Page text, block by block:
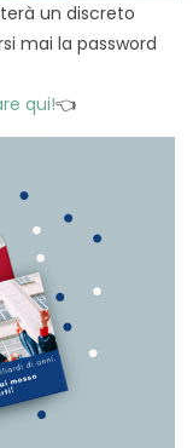
un discreto
mai la password
qui!👈